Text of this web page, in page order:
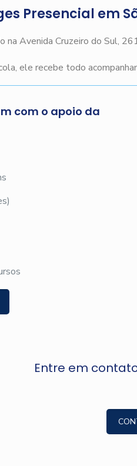
Presencial em
Avenida Cruzeiro do Sul,
ele recebe todo
com o apoio da
Entre em